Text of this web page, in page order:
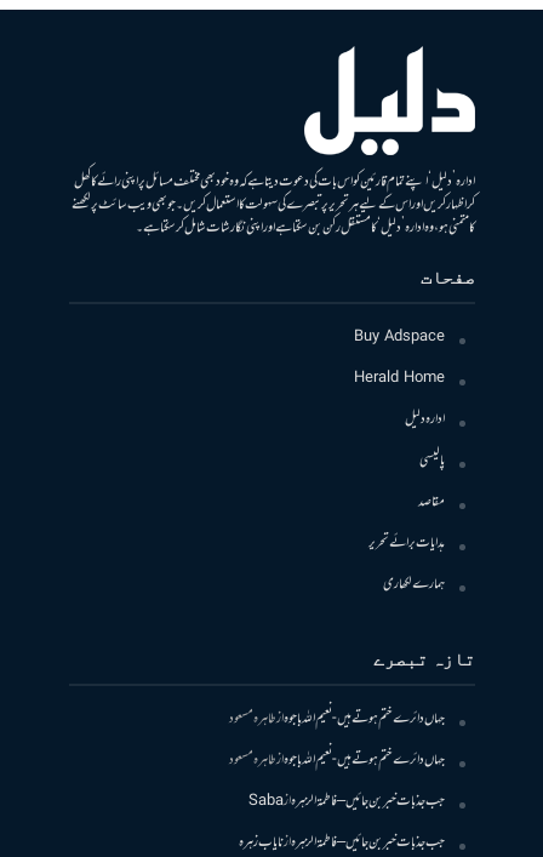
ادارہ ’دلیل‘ اپنے تمام قارئین کو اس بات کی دعوت دیتا ہے کہ وہ خود بھی مختلف مسائل پر اپنی رائے کا کھل
کر اظہار کریں اور اس کے لیے ہر تحریر پر تبصرے کی سہولت کا استعمال کریں۔ جو بھی ویب سائٹ پر لکھنے
کا متمنی ہو، وہ ادارہ ’دلیل‘ کا مستقل رکن بن سکتا ہے اور اپنی نگارشات شامل کرسکتا ہے۔
صفحات
Buy Adspace
Herald Home
ادارہ دلیل
پالیسی
مقاصد
ہدایات برائے تحریر
ہمارے لکھاری
تازہ تبصرے
جہاں دائرے ختم ہوتے ہیں- نعیم اللہ باجوہازطاہرہ مسعود
جہاں دائرے ختم ہوتے ہیں- نعیم اللہ باجوہازطاہرہ مسعود
جب جذبات خبر بن جائیں – فاطمۃالزہرہازSaba
جب جذبات خبر بن جائیں – فاطمۃالزہرہازنایاب زہرہ